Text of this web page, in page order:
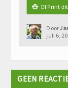
 Of Print
Door
juli 6,
GEEN